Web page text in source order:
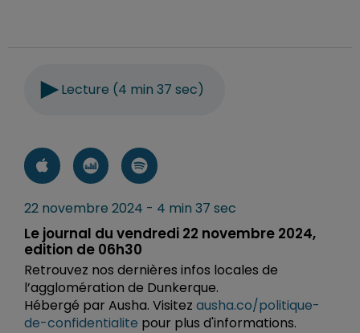
Lecture (4 min 37 sec)
22 novembre 2024 - 4 min 37 sec
Le journal du vendredi 22 novembre 2024,
edition de 06h30
Retrouvez nos dernières infos locales de
l’agglomération de Dunkerque.
Hébergé par Ausha. Visitez ausha.co/politique-
de-confidentialite pour plus d'informations.